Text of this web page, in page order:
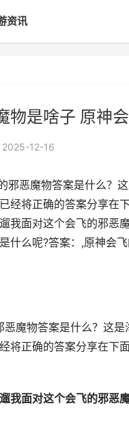
资讯
物是啥子 原神
2025-12-16
邪恶魔物答案是什么？
经将正确的答案分享在
我面对这个会飞的邪恶
什么呢?答案：,原神会
恶魔物答案是什么？这
将正确的答案分享在下
我面对这个会飞的邪恶